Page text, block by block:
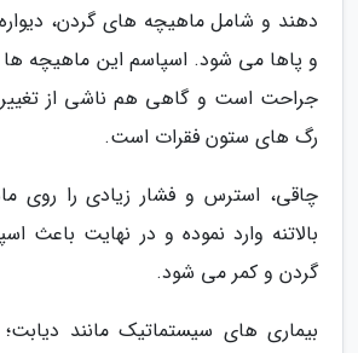
دهند و شامل ماهیچه های گردن، دیواره
و پاها می شود. اسپاسم این ماهیچه
جراحت است و گاهی هم ناشی از
رگ های ستون فقرات است.
چاقی، استرس و فشار زیادی را روی
بالاتنه وارد نموده و در نهایت باعث
گردن و کمر می شود.
بیماری های سیستماتیک مانند